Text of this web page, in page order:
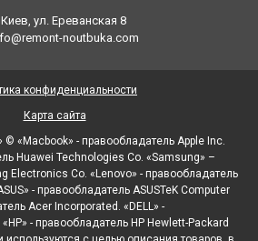
Киев, ул. Ереванская 8
noutbuka.com
«Macbook» - правообладатель Apple Inc.
Huawei Technologies Co. «Samsung» –
Electronics Co. «Lenovo» - правообладатель
- правообладатель ASUSTeK Computer
Acer Incorporated. «DELL» -
- правообладатель HP Hewlett-Packard
конфиденциальности
Карта сайта